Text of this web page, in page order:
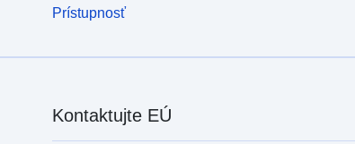
Prístupnosť
Kontaktujte EÚ